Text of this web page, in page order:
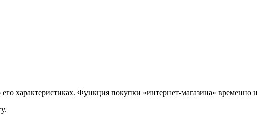
характеристиках. Функция покупки «интернет-магазина» временно